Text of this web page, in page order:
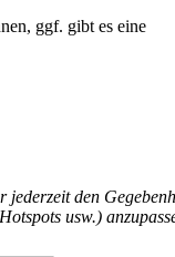
ggf. gibt es eine
den
usw.)